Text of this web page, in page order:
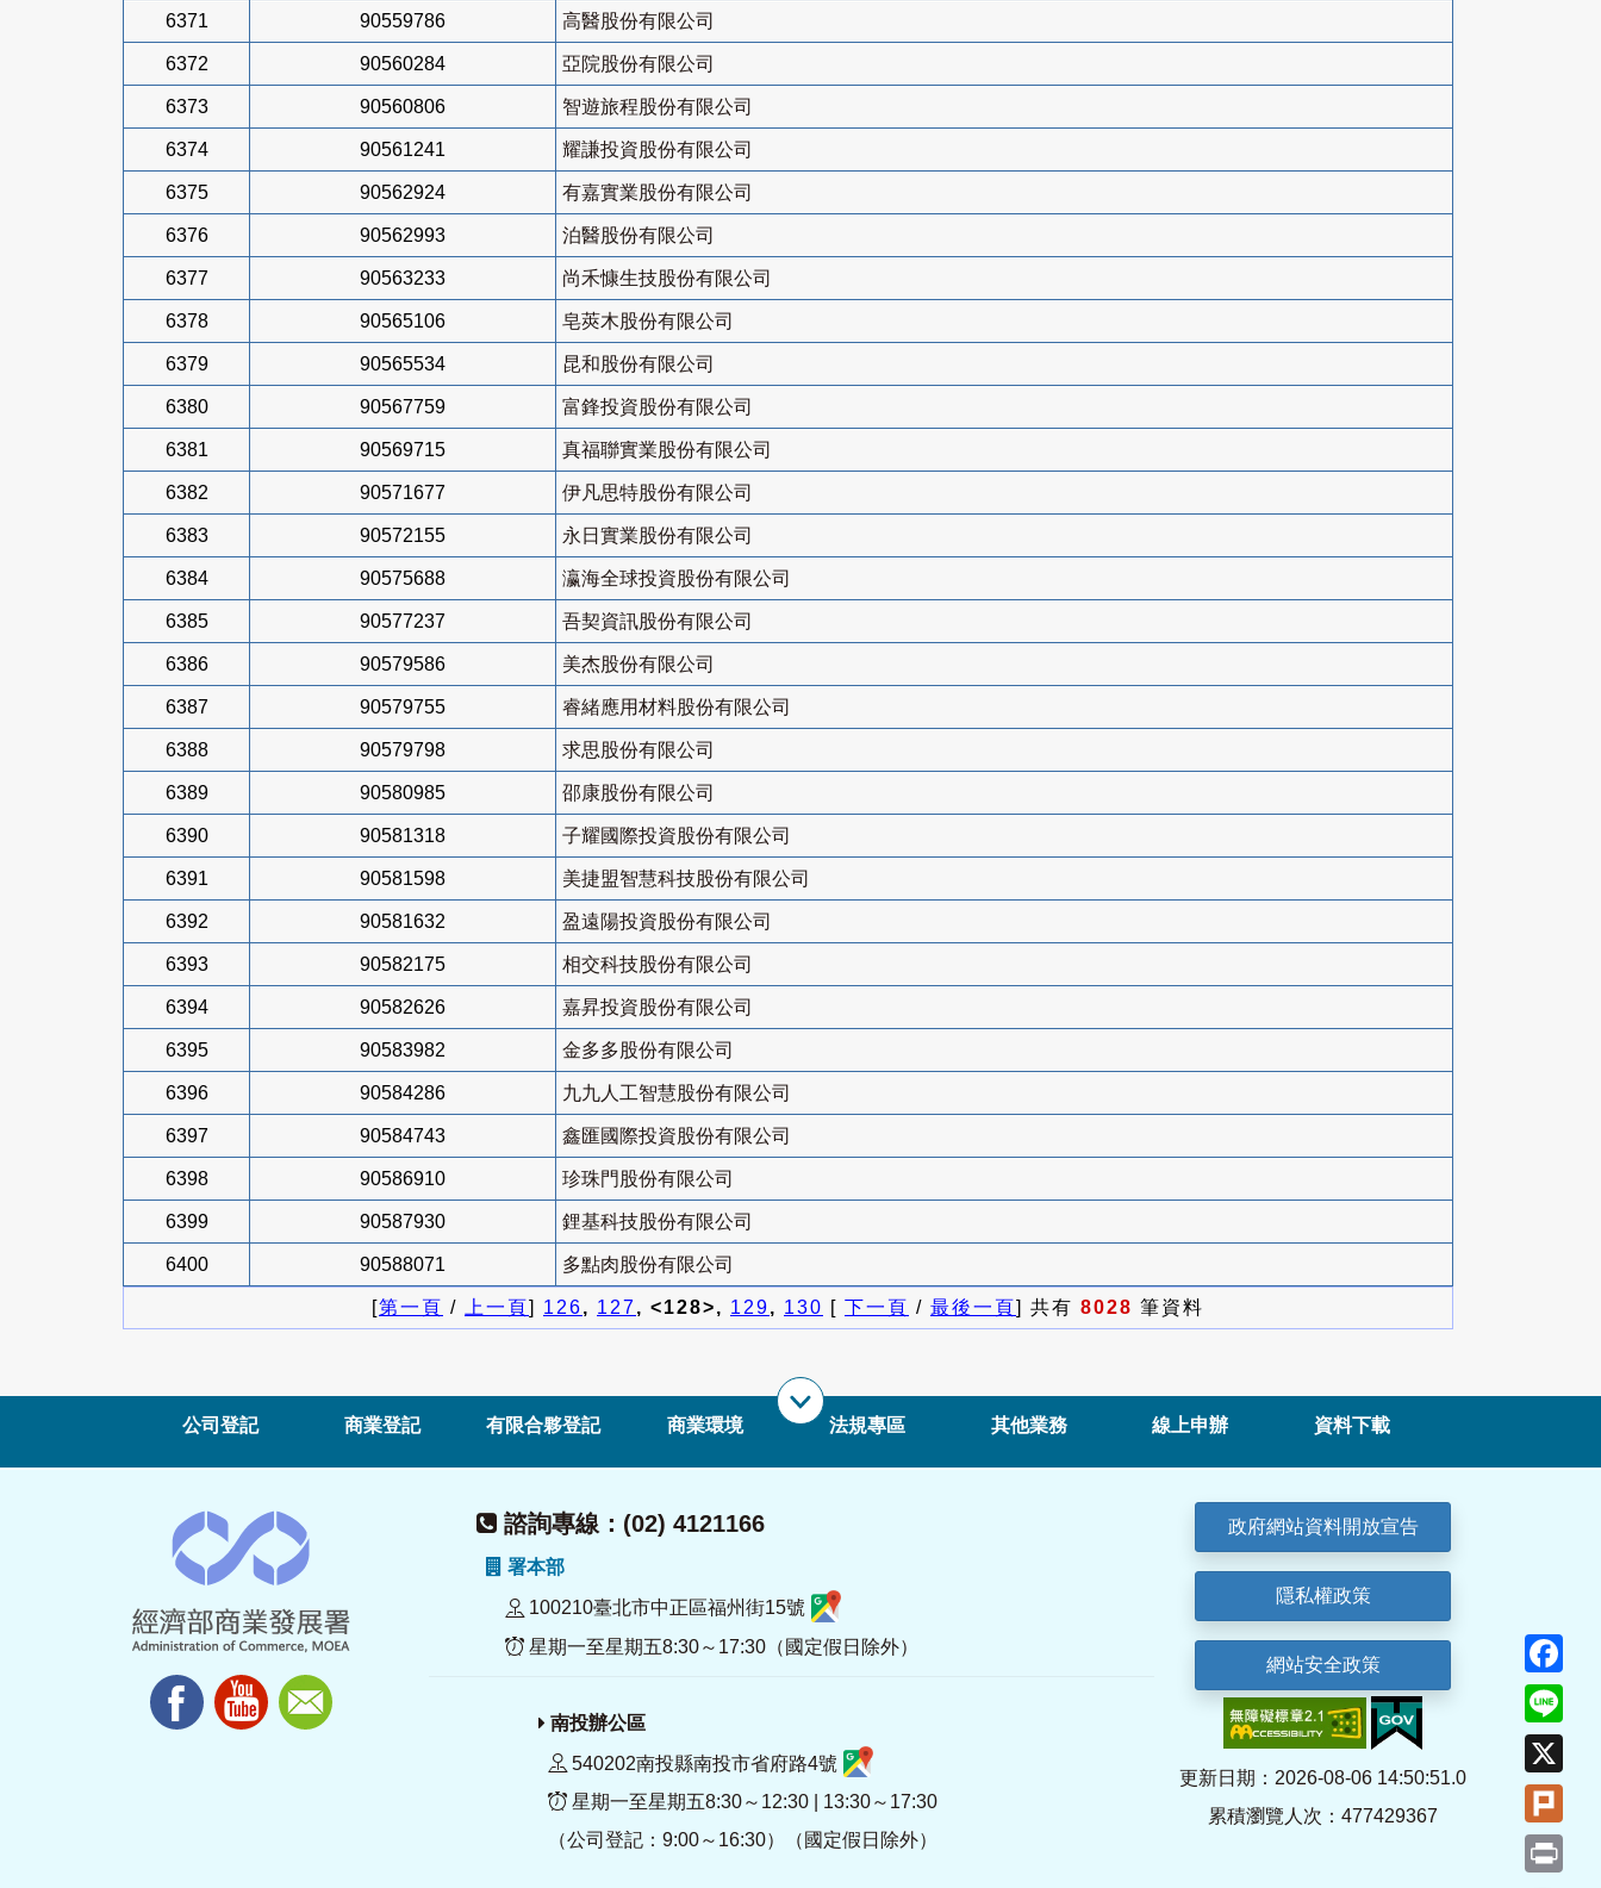
6371 90559786 高醫股份有限公司
6372 90560284 亞院股份有限公司
6373 90560806 智遊旅程股份有限公司
6374 90561241 耀謙投資股份有限公司
6375 90562924 有嘉實業股份有限公司
6376 90562993 泊醫股份有限公司
6377 90563233 尚禾慷生技股份有限公司
6378 90565106 皂莢木股份有限公司
6379 90565534 昆和股份有限公司
6380 90567759 富鋒投資股份有限公司
6381 90569715 真福聯實業股份有限公司
6382 90571677 伊凡思特股份有限公司
6383 90572155 永日實業股份有限公司
6384 90575688 瀛海全球投資股份有限公司
6385 90577237 吾契資訊股份有限公司
6386 90579586 美杰股份有限公司
6387 90579755 睿緒應用材料股份有限公司
6388 90579798 求思股份有限公司
6389 90580985 邵康股份有限公司
6390 90581318 子耀國際投資股份有限公司
6391 90581598 美捷盟智慧科技股份有限公司
6392 90581632 盈遠陽投資股份有限公司
6393 90582175 相交科技股份有限公司
6394 90582626 嘉昇投資股份有限公司
6395 90583982 金多多股份有限公司
6396 90584286 九九人工智慧股份有限公司
6397 90584743 鑫匯國際投資股份有限公司
6398 90586910 珍珠門股份有限公司
6399 90587930 鋰基科技股份有限公司
6400 90588071 多點肉股份有限公司
[第一頁 / 上一頁] 126, 127, <128>, 129, 130 [ 下一頁 / 最後一頁] 共有 8028 筆資料
公司登記 商業登記 有限合夥登記 商業環境 法規專區 其他業務 線上申辦 資料下載
諮詢專線：(02) 4121166
署本部
100210臺北市中正區福州街15號
星期一至星期五8:30～17:30（國定假日除外）
南投辦公區
540202南投縣南投市省府路4號
星期一至星期五8:30～12:30 | 13:30～17:30
（公司登記：9:00～16:30）（國定假日除外）
政府網站資料開放宣告
隱私權政策
網站安全政策
更新日期：2026-08-06 14:50:51.0
累積瀏覽人次：477429367